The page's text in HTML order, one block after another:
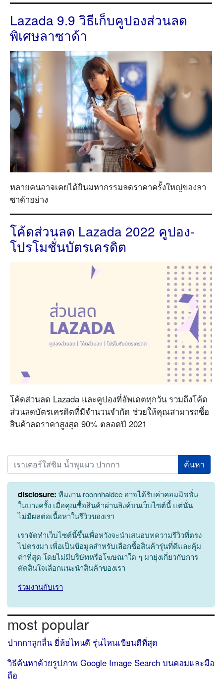
Lazada 9.9 วิธีเก็บคูปองส่วนลด
พิเศษลาซาด้า
หลายคนอาจเคยได้ยินมหากรรมลดราคาครั้งใหญ่ของลา
ซาด้าอย่าง
โค้ดส่วนลด Lazada 2022 คูปอง-
โปรโมชั่นบัตรเครดิต
โค้ดส่วนลด Lazada และคูปองที่อัพเดตทุกวัน รวมถึงโค้ด
ส่วนลดบัตรเครดิตที่มีจำนวนจำกัด ช่วยให้คุณสามารถซื้อ
สินค้าลดราคาสูงสุด 90% ตลอดปี 2021
Search
disclosure: ทีมงาน roonnhaidee อาจได้รับค่าคอมมิชชั่น
ในบางครั้ง เมื่อคุณซื้อสินค้าผ่านลิงค์บนเว็บไซต์นี้ แต่นั่น
ไม่มีผลต่อเนื้อหาในรีวิวของเรา
เราจัดทำเว็บไซต์นี้ขึ้นเพื่อหวังจะนำเสนอบทความรีวิวที่ตรง
ไปตรงมา เพื่อเป็นข้อมูลสำหรับเลือกซื้อสินค้ารุ่นที่ดีและคุ้ม
ค่าที่สุด โดยไม่มีบริษัทหรือโฆษณาใด ๆ มายุ่งเกี่ยวกับการ
ตัดสินใจเลือกแนะนำสินค้าของเรา
ร่วมงานกับเรา
most popular
ปากกาลูกลื่น ยี่ห้อไหนดี รุ่นไหนเขียนดีที่สุด
วิธีค้นหาด้วยรูปภาพ Google Image Search บนคอมและมือ
ถือ